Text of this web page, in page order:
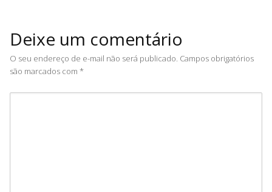
Deixe um comentário
O seu endereço de e-mail não será publicado. Campos obrigatórios
são marcados com *